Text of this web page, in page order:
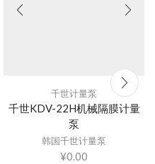
千世计量泵
千世KDV-22H机械隔膜计量
泵
韩国千世计量泵
¥0.00